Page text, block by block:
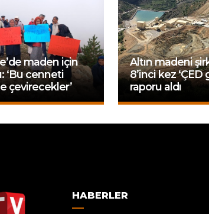
maden için
‘Bu cenneti
çevirecekler’
Altın madeni
8’inci kez ‘ÇED
raporu aldı
HABERLER